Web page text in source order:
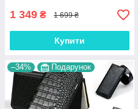
1 349 ₴ 1 699 ₴
Купити
–34% Подарунок